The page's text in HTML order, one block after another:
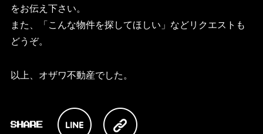
をお伝え下さい。
また、「こんな物件を探してほしい」などリクエストも
どうぞ。
以上、オザワ不動産でした。